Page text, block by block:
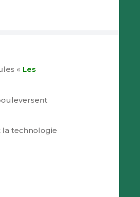
« Les
la technologie